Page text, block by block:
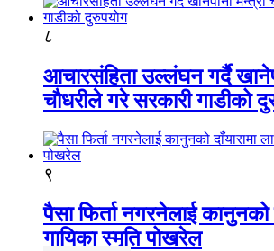
८
आचारसंहिता उल्लंघन गर्दै
चौधरीले गरे सरकारी गाडीको
९
पैसा फिर्ता नगरनेलाई कानुनको
गायिका स्‍मृति पोखरेल